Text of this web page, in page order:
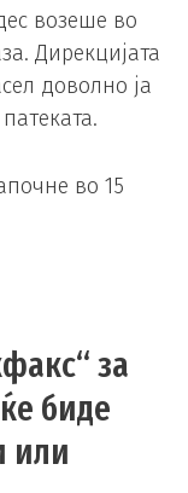
возеше во
Дирекцијата
доволно ја
во 15
за
биде
или